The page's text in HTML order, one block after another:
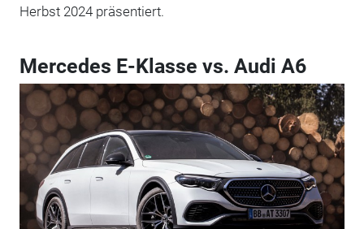
Herbst 2024 präsentiert.
Mercedes E-Klasse vs. Audi A6